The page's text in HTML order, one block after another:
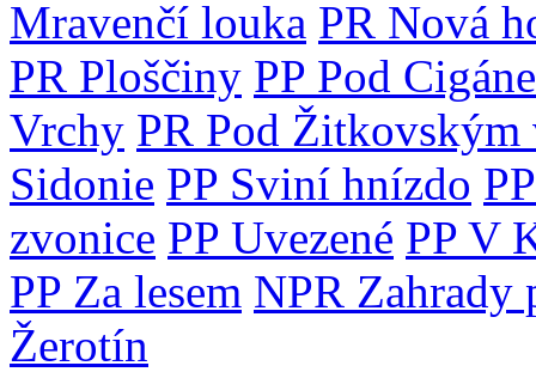
Mravenčí louka PR Nová
PR Ploščiny PP Pod
Vrchy PR Pod Žitkovským
Sidonie PP Sviní hnízdo
zvonice PP Uvezené PP V
PP Za lesem NPR Zahrady
Žerotín